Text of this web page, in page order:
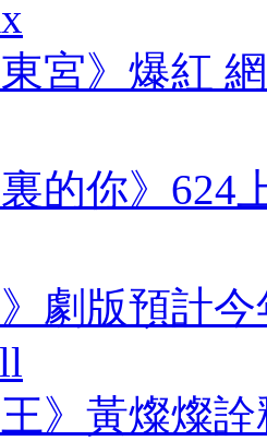
宮》爆紅
的你》624
》劇版預計
王》黃燦燦